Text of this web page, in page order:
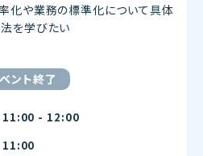
ント終了
11:00 - 12:00
11:00
化や業務の標準化について具体
を学びたい